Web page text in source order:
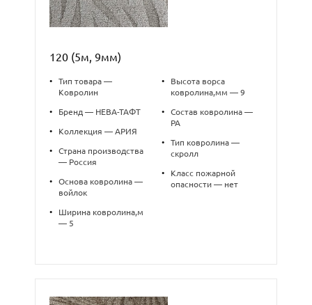
120 (5м, 9мм)
•
Тип товара —
Ковролин
• Бренд — НЕВА-ТАФТ
• Коллекция — АРИЯ
•
Страна производства
— Россия
•
Основа ковролина —
войлок
•
Ширина ковролина,м
— 5
•
Высота ворса
ковролина,мм — 9
•
Состав ковролина —
PA
•
Тип ковролина —
скролл
•
Класс пожарной
опасности — нет